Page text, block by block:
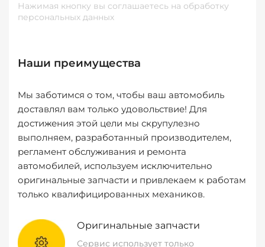
Нажимая кнопку вы соглашаетесь на обработку
персональных данных
Наши преимущества
Мы заботимся о том, чтобы ваш автомобиль
доставлял вам только удовольствие! Для
достижения этой цели мы скрупулезно
выполняем, разработанный производителем,
регламент обслуживания и ремонта
автомобилей, используем исключительно
оригинальные запчасти и привлекаем к работам
только квалифицированных механиков.
Оригинальные запчасти
Сервис использует только